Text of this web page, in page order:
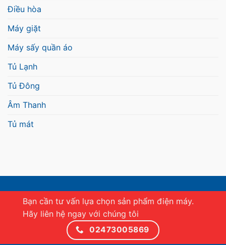
Điều hòa
Máy giặt
Máy sấy quần áo
Tủ Lạnh
Tủ Đông
Âm Thanh
Tủ mát
Bạn cần tư vấn lựa chọn sản phẩm điện máy.
Hãy liên hệ ngay với chúng tôi
02473005869